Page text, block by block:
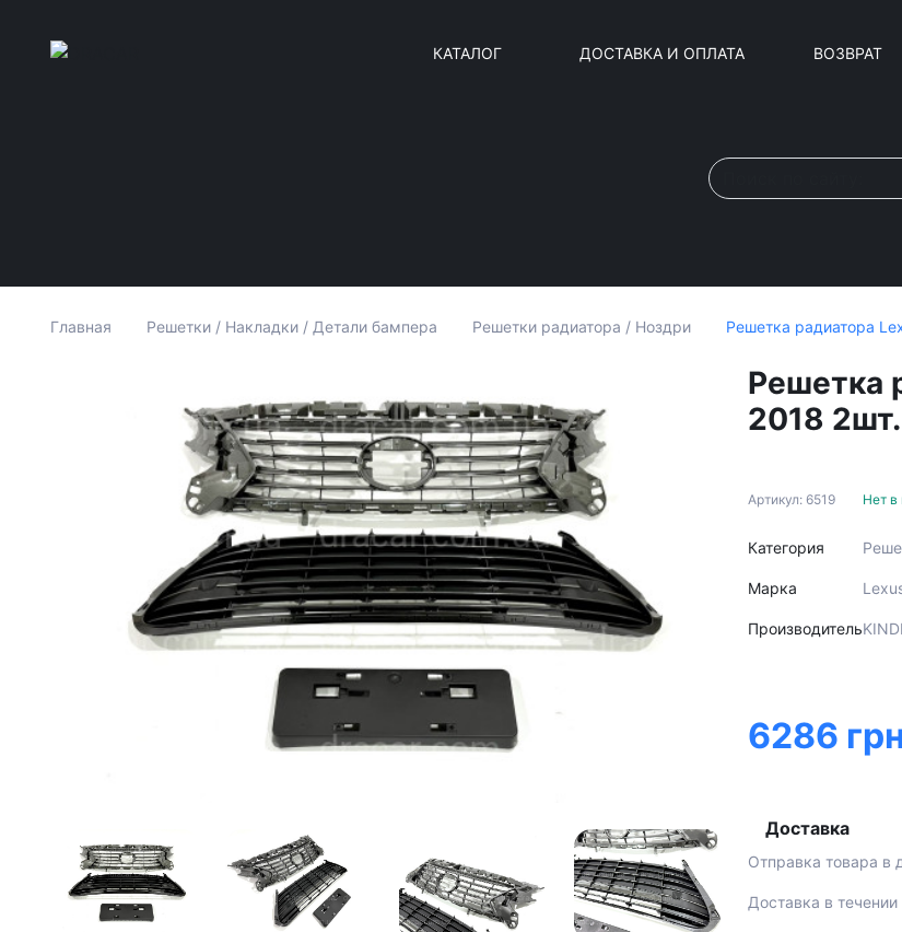
КАТАЛОГ ДОСТАВКА И ОПЛАТА ВОЗВРАТ
Главная Решетки / Накладки / Детали бампера Решетки радиатора / Ноздри Решетка радиатора
Решетка
2018
Артикул: 6519
Категория
Марка
Производитель
Нет в
6286 грн
Доставка
Отправка товара в
Доставка в